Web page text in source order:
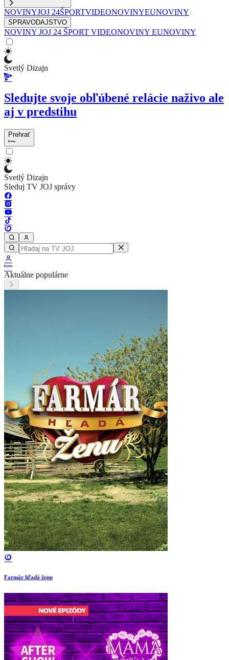
NOVINYJOJ 24ŠPORTVIDEONOVINYEUNOVINY
SPRAVODAJSTVO
NOVINY JOJ 24 ŠPORT VIDEONOVINY EUNOVINY
Svetlý Dizajn
Sledujte svoje obľúbené relácie naživo ale
aj v predstihu
Prehrať
Svetlý Dizajn
Sleduj TV JOJ správy
Aktuálne populárne
Farmár hľadá ženu